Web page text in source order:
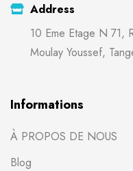
Address
10 Eme Etage N 71,
Moulay Youssef,
Informations
À PROPOS DE NOUS
Blog